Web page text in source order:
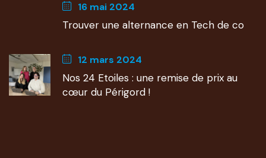
16 mai 2024
Trouver une alternance en Tech de co
12 mars 2024
Nos 24 Etoiles : une remise de prix au
cœur du Périgord !